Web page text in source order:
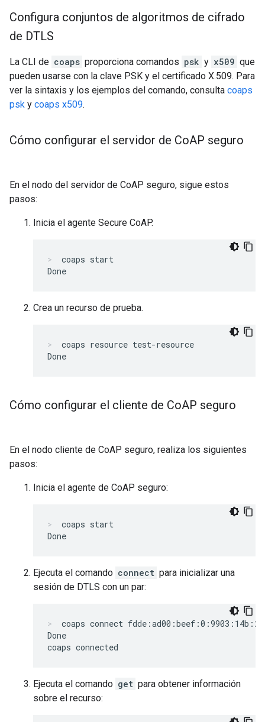
Configura conjuntos de algoritmos de cifrado
de DTLS
La CLI de coaps proporciona comandos psk y x509 que
pueden usarse con la clave PSK y el certificado X.509. Para
ver la sintaxis y los ejemplos del comando, consulta coaps
psk y coaps x509.
Cómo configurar el servidor de CoAP seguro
En el nodo del servidor de CoAP seguro, sigue estos
pasos:
Inicia el agente Secure CoAP.
coaps start
Crea un recurso de prueba.
coaps resource test-resource
Cómo configurar el cliente de CoAP seguro
En el nodo cliente de CoAP seguro, realiza los siguientes
pasos:
Inicia el agente de CoAP seguro:
coaps start
Ejecuta el comando connect para inicializar una
sesión de DTLS con un par:
coaps connect
Done
Ejecuta el comando get para obtener información
sobre el recurso: